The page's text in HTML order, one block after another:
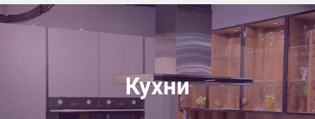
Кухни